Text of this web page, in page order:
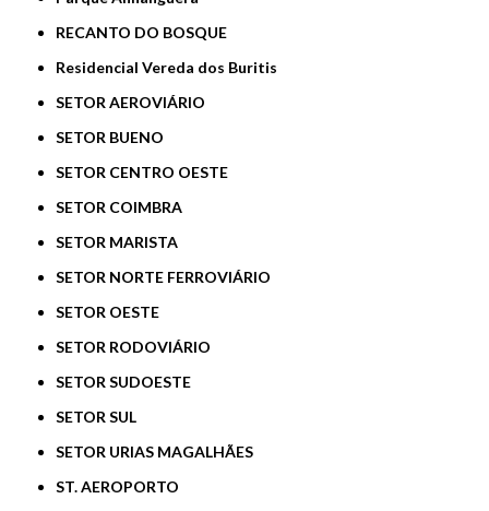
RECANTO DO BOSQUE
Residencial Vereda dos Buritis
SETOR AEROVIÁRIO
SETOR BUENO
SETOR CENTRO OESTE
SETOR COIMBRA
SETOR MARISTA
SETOR NORTE FERROVIÁRIO
SETOR OESTE
SETOR RODOVIÁRIO
SETOR SUDOESTE
SETOR SUL
SETOR URIAS MAGALHÃES
ST. AEROPORTO